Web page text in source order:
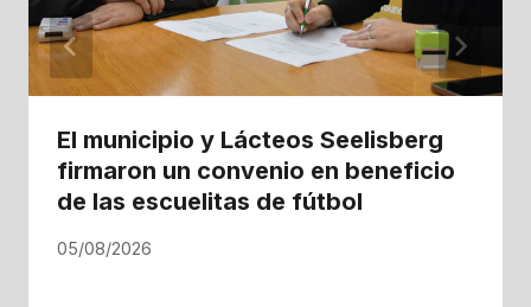
El municipio y Lácteos Seelisberg
firmaron un convenio en beneficio
de las escuelitas de fútbol
05/08/2026